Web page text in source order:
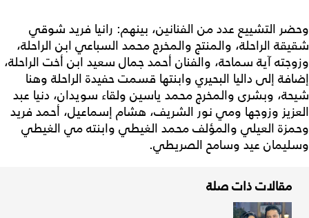
وحضر التشييع عدد من الفنانين، بينهم: رانيا فريد شوقي
شقيقة الراحلة، والمنتج والمخرج محمد السباعي ابن الراحلة،
وزوجته آية سماحة، والفنان أحمد جمال سعيد ابن أخت الراحلة،
إضافة إلى داليا البحيري وابنتها قسمت حفيدة الراحلة وهنا
شيحة، وبشرى والمخرج محمد ياسين ولقاء سويدان، دنيا عبد
العزيز وزوجها ومي نور الشريف، هشام إسماعيل، أحمد فريد
وحمزة العيلي والمؤلف محمد الغيطي وابنته مي الغيطي
وسليمان عيد وسامح الصريطي.
مقالات ذات صلة